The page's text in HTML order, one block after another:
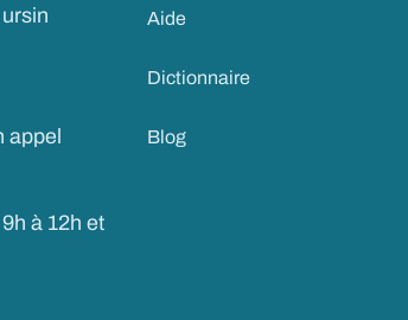
appel
à 12h et
Aide
Dictionnaire
Blog